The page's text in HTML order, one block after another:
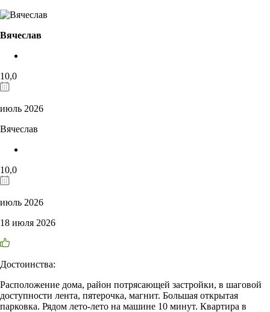
Вячеслав
10,0
июль 2026
Вячеслав
10,0
июль 2026
18 июля 2026
Достоинства:
Расположение дома, район потрясающей застройки, в шаговой
доступности лента, пятерочка, магнит. Большая открытая
парковка. Рядом лето-лето на машине 10 минут. Квартира в